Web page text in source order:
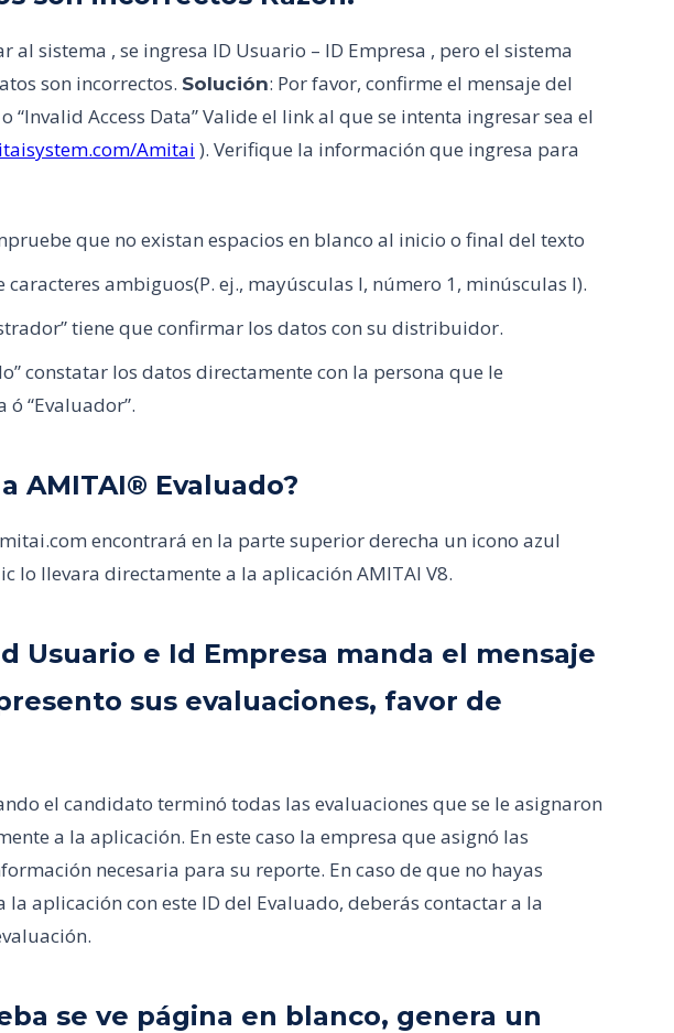
al sistema , se ingresa ID Usuario – ID Empresa , pero el sistema
son incorrectos. Solución: Por favor, confirme el mensaje del
“Invalid Access Data” Valide el link al que se intenta ingresar sea el
Amitai ). Verifique la información que ingresa para
que no existan espacios en blanco al inicio o final del texto
ambiguos(P. ej., mayúsculas I, número 1, minúsculas l).
tiene que confirmar los datos con su distribuidor.
constatar los datos directamente con la persona que le
“Evaluador”.
AMITAI® Evaluado?
encontrará en la parte superior derecha un icono azul
lo llevara directamente a la aplicación AMITAI V8.
Usuario e Id Empresa manda el mensaje
sus evaluaciones, favor de
el candidato terminó todas las evaluaciones que se le asignaron
a la aplicación. En este caso la empresa que asignó las
necesaria para su reporte. En caso de que no hayas
aplicación con este ID del Evaluado, deberás contactar a la
se ve página en blanco, genera un